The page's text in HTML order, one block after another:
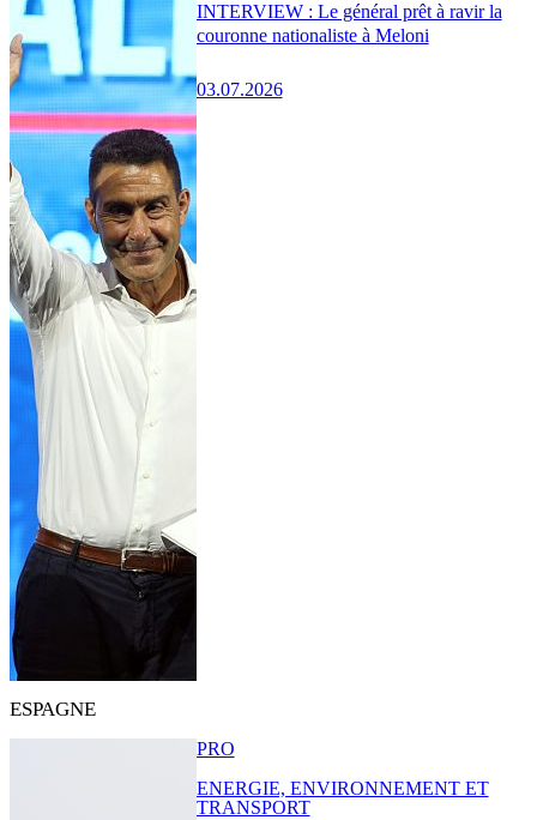
INTERVIEW : Le général prêt à ravir la
couronne nationaliste à Meloni
03.07.2026
ESPAGNE
PRO
ENERGIE, ENVIRONNEMENT ET
TRANSPORT